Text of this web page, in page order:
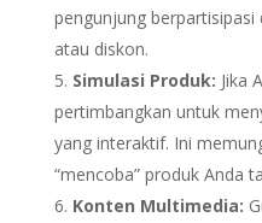
pengunjung
atau diskon.
Simulasi Produk: Jika
pertimbangkan untuk
yang interaktif. Ini
“mencoba” produk Anda
Konten Multimedia: